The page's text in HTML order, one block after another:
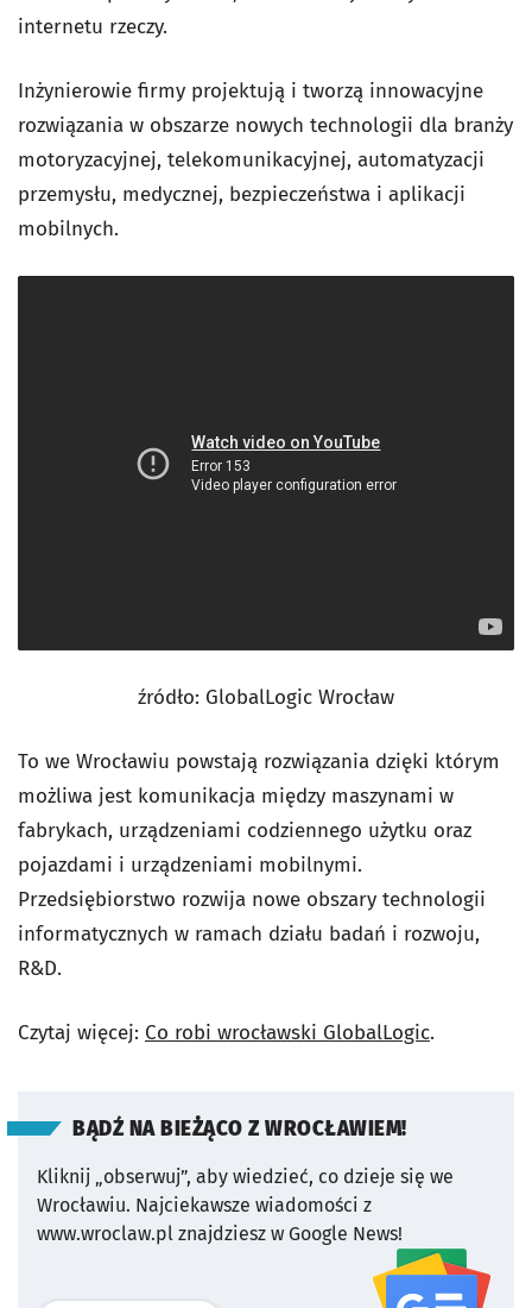
internetu rzeczy.
Inżynierowie firmy projektują i tworzą innowacyjne
rozwiązania w obszarze nowych technologii dla branży
motoryzacyjnej, telekomunikacyjnej, automatyzacji
przemysłu, medycznej, bezpieczeństwa i aplikacji
mobilnych.
źródło: GlobalLogic Wrocław
To we Wrocławiu powstają rozwiązania dzięki którym
możliwa jest komunikacja między maszynami w
fabrykach, urządzeniami codziennego użytku oraz
pojazdami i urządzeniami mobilnymi.
Przedsiębiorstwo rozwija nowe obszary technologii
informatycznych w ramach działu badań i rozwoju,
R&D.
Czytaj więcej: Co robi wrocławski GlobalLogic.
BĄDŹ NA BIEŻĄCO Z WROCŁAWIEM!
Kliknij „obserwuj”, aby wiedzieć, co dzieje się we
Wrocławiu. Najciekawsze wiadomości z
www.wroclaw.pl znajdziesz w Google News!